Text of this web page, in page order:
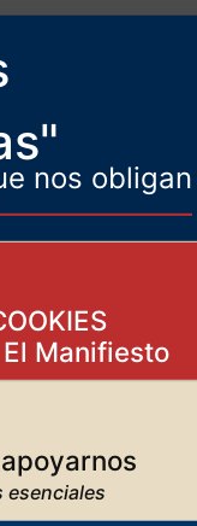
nos obligan
toda su